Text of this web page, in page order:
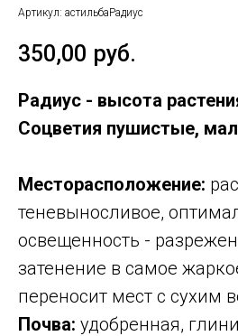
Артикул: астильбаРадиус
350,00 руб.
Радиус - высота
Соцветия пушистые,
Месторасположение:
теневыносливое,
освещенность -
затенение в самое
переносит мест с сухим
Почва: удобренная,